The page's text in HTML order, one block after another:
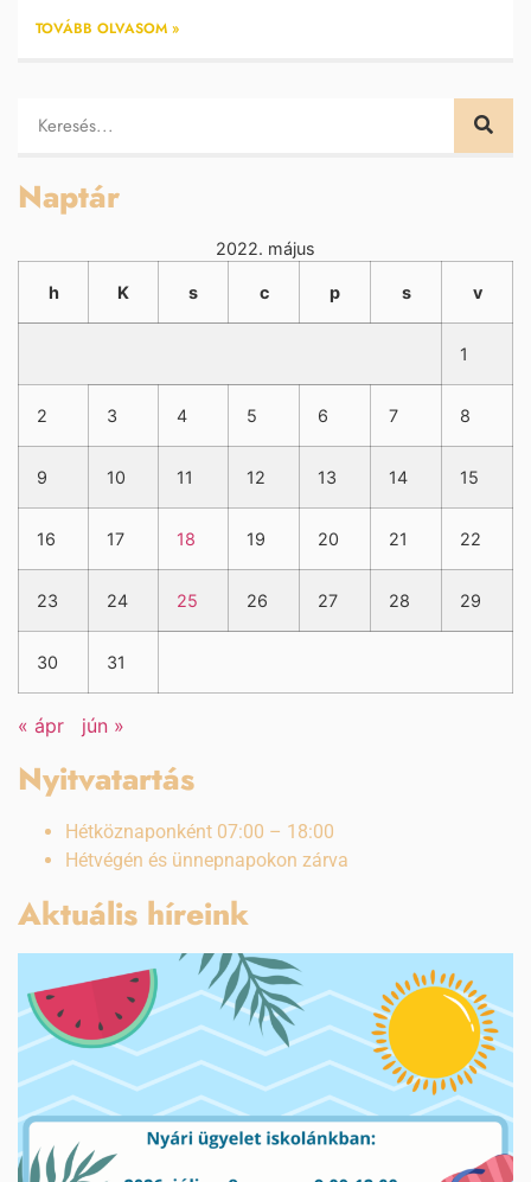
TOVÁBB OLVASOM »
Naptár
2022. május
h K s c p s v
1
2 3 4 5 6 7 8
9 10 11 12 13 14 15
16 17 18 19 20 21 22
23 24 25 26 27 28 29
30 31
« ápr jún »
Nyitvatartás
Hétköznaponként 07:00 – 18:00
Hétvégén és ünnepnapokon zárva
Aktuális híreink